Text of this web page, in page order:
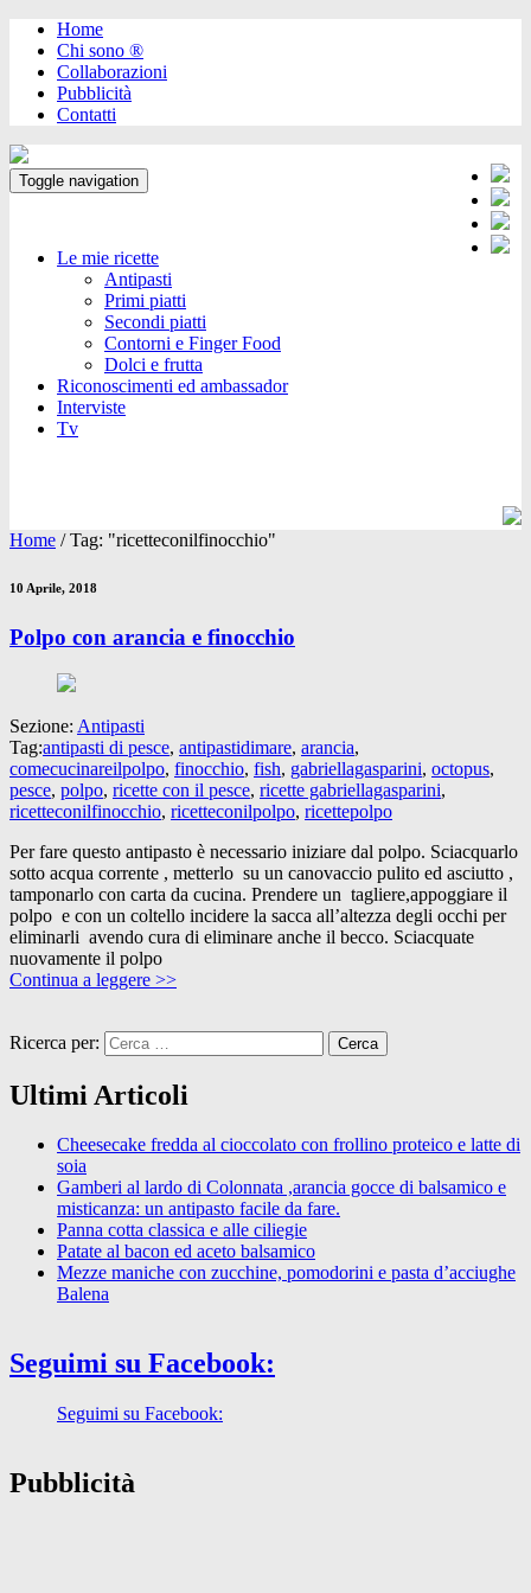
Home
Chi sono ®️
Collaborazioni
Pubblicità
Contatti
Toggle navigation
Le mie ricette
Antipasti
Primi piatti
Secondi piatti
Contorni e Finger Food
Dolci e frutta
Riconoscimenti ed ambassador
Interviste
Tv
Home /Tag: "ricetteconilfinocchio"
10 Aprile, 2018
Polpo con arancia e finocchio
Sezione: Antipasti
Tag:antipasti di pesce, antipastidimare, arancia,
comecucinareilpolpo, finocchio, fish, gabriellagasparini, octopus,
pesce, polpo, ricette con il pesce, ricette gabriellagasparini,
ricetteconilfinocchio, ricetteconilpolpo, ricettepolpo
Per fare questo antipasto è necessario iniziare dal polpo. Sciacquarlo
sotto acqua corrente , metterlo su un canovaccio pulito ed asciutto ,
tamponarlo con carta da cucina. Prendere un tagliere,appoggiare il
polpo e con un coltello incidere la sacca all’altezza degli occhi per
eliminarli avendo cura di eliminare anche il becco. Sciacquate
nuovamente il polpo
Continua a leggere >>
Ricerca per:
Ultimi Articoli
Cheesecake fredda al cioccolato con frollino proteico e latte di
soia
Gamberi al lardo di Colonnata ,arancia gocce di balsamico e
misticanza: un antipasto facile da fare.
Panna cotta classica e alle ciliegie
Patate al bacon ed aceto balsamico
Mezze maniche con zucchine, pomodorini e pasta d’acciughe
Balena
Seguimi su Facebook:
Seguimi su Facebook:
Pubblicità